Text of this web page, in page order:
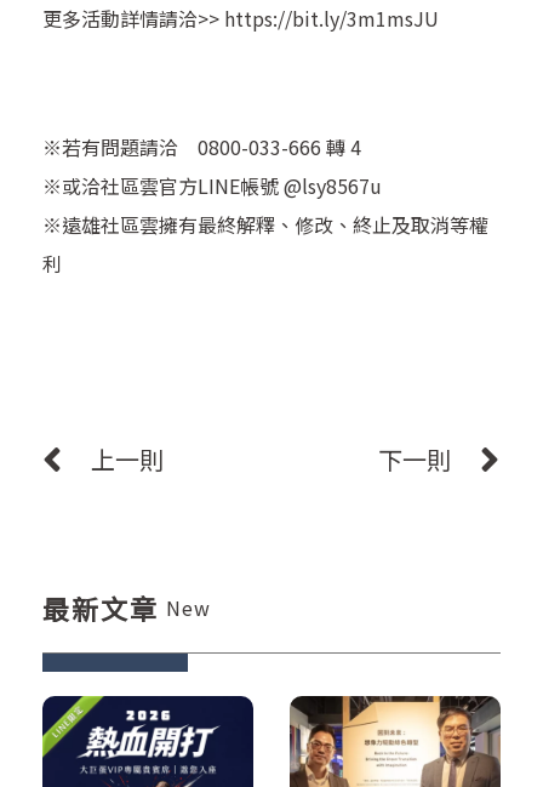
更多活動詳情請洽>> https://bit.ly/3m1msJU
※若有問題請洽 0800-033-666 轉 4
※或洽社區雲官方LINE帳號@lsy8567u
※遠雄社區雲擁有最終解釋、修改、終止及取消等權
利
上一則 下一則
最新文章 New